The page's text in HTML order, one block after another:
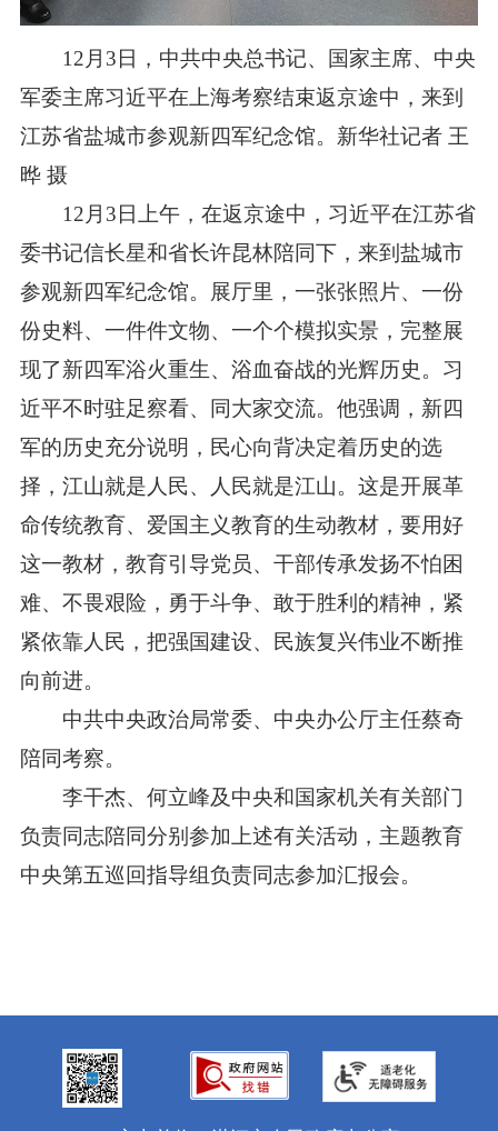
12月3日，中共中央总书记、国家主席、中央
军委主席习近平在上海考察结束返京途中，来到
江苏省盐城市参观新四军纪念馆。新华社记者 王
晔 摄
12月3日上午，在返京途中，习近平在江苏省
委书记信长星和省长许昆林陪同下，来到盐城市
参观新四军纪念馆。展厅里，一张张照片、一份
份史料、一件件文物、一个个模拟实景，完整展
现了新四军浴火重生、浴血奋战的光辉历史。习
近平不时驻足察看、同大家交流。他强调，新四
军的历史充分说明，民心向背决定着历史的选
择，江山就是人民、人民就是江山。这是开展革
命传统教育、爱国主义教育的生动教材，要用好
这一教材，教育引导党员、干部传承发扬不怕困
难、不畏艰险，勇于斗争、敢于胜利的精神，紧
紧依靠人民，把强国建设、民族复兴伟业不断推
向前进。
中共中央政治局常委、中央办公厅主任蔡奇
陪同考察。
李干杰、何立峰及中央和国家机关有关部门
负责同志陪同分别参加上述有关活动，主题教育
中央第五巡回指导组负责同志参加汇报会。